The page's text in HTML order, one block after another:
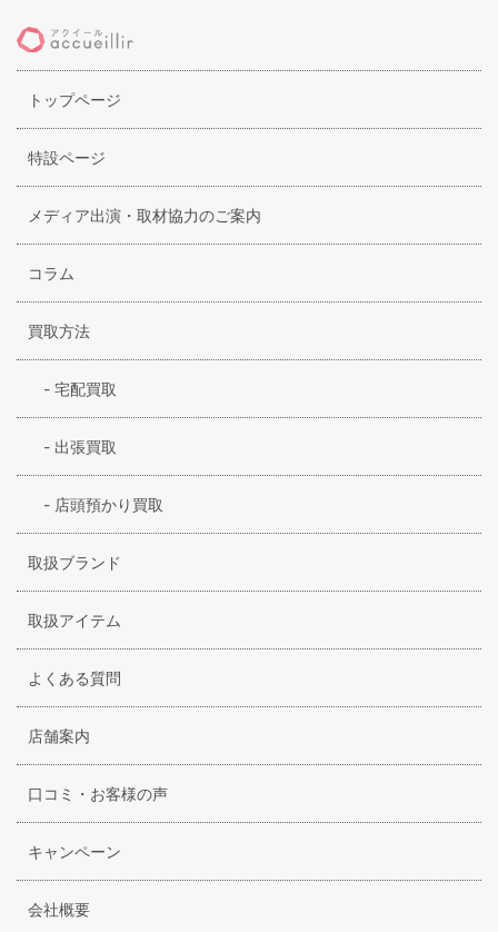
が調和したポロシャツやジーンズ、トラックジャケットなど
を展開しています。
トップページ
特設ページ
メディア出演・取材協力のご案内
コラム
買取方法
- 宅配買取
- 出張買取
- 店頭預かり買取
取扱ブランド
取扱アイテム
よくある質問
店舗案内
口コミ・お客様の声
キャンペーン
会社概要